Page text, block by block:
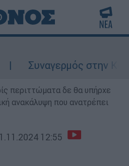
Συναγερμός στην
περιττώματα δε θα υπήρχε
ανακάλυψη που ανατρέπει
12:55